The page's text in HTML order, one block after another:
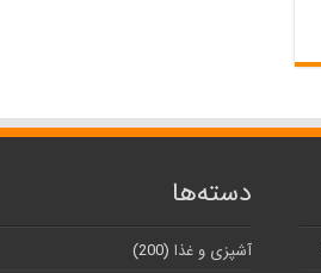
دسته‌ها
آشپزی و غذا (200)